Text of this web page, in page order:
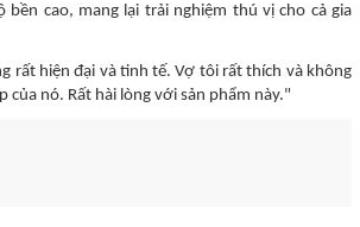
bền cao, mang lại trải nghiệm thú vị cho cả gia
rất hiện đại và tinh tế. Vợ tôi rất thích và không
của nó. Rất hài lòng với sản phẩm này."